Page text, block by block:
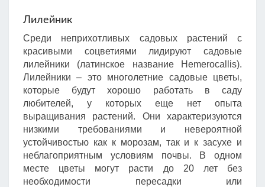
Лилейник
Среди неприхотливых садовых растений с
красивыми соцветиями лидируют садовые
лилейники (латинское название Hemerocallis).
Лилейники – это многолетние садовые цветы,
которые будут хорошо работать в саду
любителей, у которых еще нет опыта
выращивания растений. Они характеризуются
низкими требованиями и невероятной
устойчивостью как к морозам, так и к засухе и
неблагоприятным условиям почвы. В одном
месте цветы могут расти до 20 лет без
необходимости пересадки или